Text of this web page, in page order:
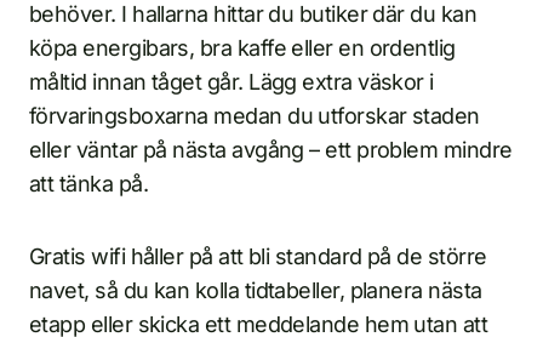
behöver. I hallarna hittar du butiker där du kan
köpa energibars, bra kaffe eller en ordentlig
måltid innan tåget går. Lägg extra väskor i
förvaringsboxarna medan du utforskar staden
eller väntar på nästa avgång – ett problem mindre
att tänka på.
Gratis wifi håller på att bli standard på de större
navet, så du kan kolla tidtabeller, planera nästa
etapp eller skicka ett meddelande hem utan att